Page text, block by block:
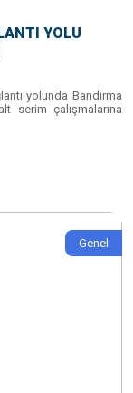
YOLU
yolunda Bandırma
serim çalışmalarına
Genel